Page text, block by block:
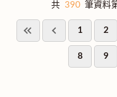
共 390 筆資料
1 2
8 9